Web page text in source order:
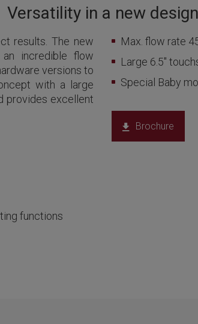
Versatility in a new design
results. The new
incredible flow
versions to
with a large
provides excellent
functions
Max. flow rate
Large 6.5"
Special Baby
Brochure